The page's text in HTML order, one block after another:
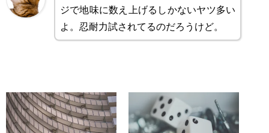
ジで地味に数え上げるしかないヤツ多い
よ。忍耐力試されてるのだろうけど。